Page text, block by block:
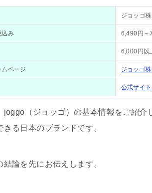
ジョッゴ
み 6,490円～
6,000円以
ページ ジョッゴ
公式サイ
joggo（ジョッゴ）の基本情報をご紹
きる日本のブランドです。
結論を先にお伝えします。